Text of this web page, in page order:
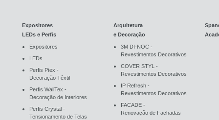
Expositores
LEDs e Perfis
Expositores
LEDs
Perfis Ptex -
Decoração Têxtil
Perfis WallTex -
Decoração de Interiores
Perfis Crystal -
Tensionamento de Telas
Arquitetura
e Decoração
3M DI-NOC -
Revestimentos Decorativos
COVER STYL -
Revestimentos Decorativos
IP Refresh -
Revestimentos Decorativos
FACADE -
Renovação de Fachadas